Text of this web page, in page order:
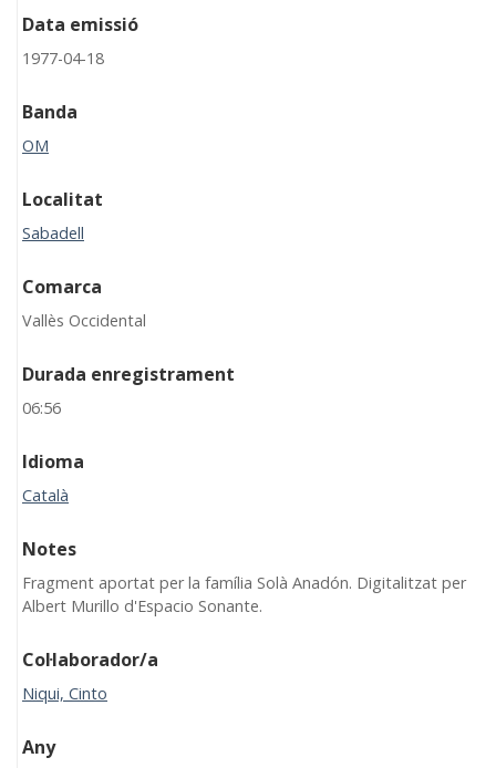
Data emissió
1977-04-18
Banda
OM
Localitat
Sabadell
Comarca
Vallès Occidental
Durada enregistrament
06:56
Idioma
Català
Notes
Fragment aportat per la família Solà Anadón. Digitalitzat per
Albert Murillo d'Espacio Sonante.
Col·laborador/a
Niqui, Cinto
Any